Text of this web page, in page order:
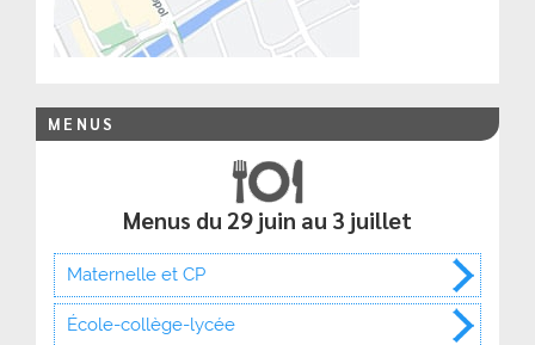
MENUS
Menus du 29 juin au 3 juillet
Maternelle et CP
École-collège-lycée